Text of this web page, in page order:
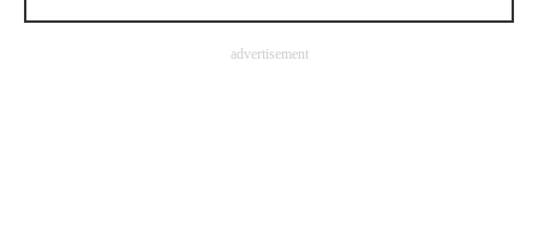
advertisement